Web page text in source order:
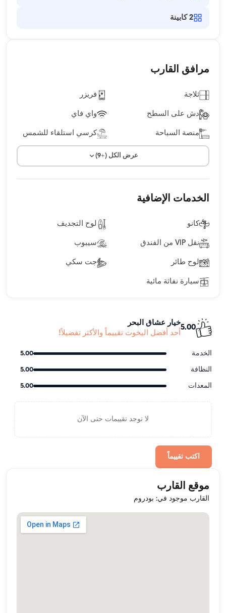
2 كابينة
مرافق القارب
ثلاجة فريزر
دش على السطح واي فاي
منصة السباحة كرسي استلقاء للشمس
عرض الكل (+9)
الخدمات الإضافية
كانو لوح التجديف
نقل VIP من الفندق سيبوب
لوح طائر جت سكي
سيارة نفاثة مائية
5.00
خيار عشاق البحر
أحد أفضل اليخوت تقييماً والأكثر تفضيلاً!
الخدمة 5.00
النظافة 5.00
المعدات 5.00
لا توجد تقييمات حتى الآن
اكتب تقييماً
موقع القارب
القارب موجود في: بودروم